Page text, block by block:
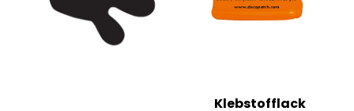
Klebstofflack